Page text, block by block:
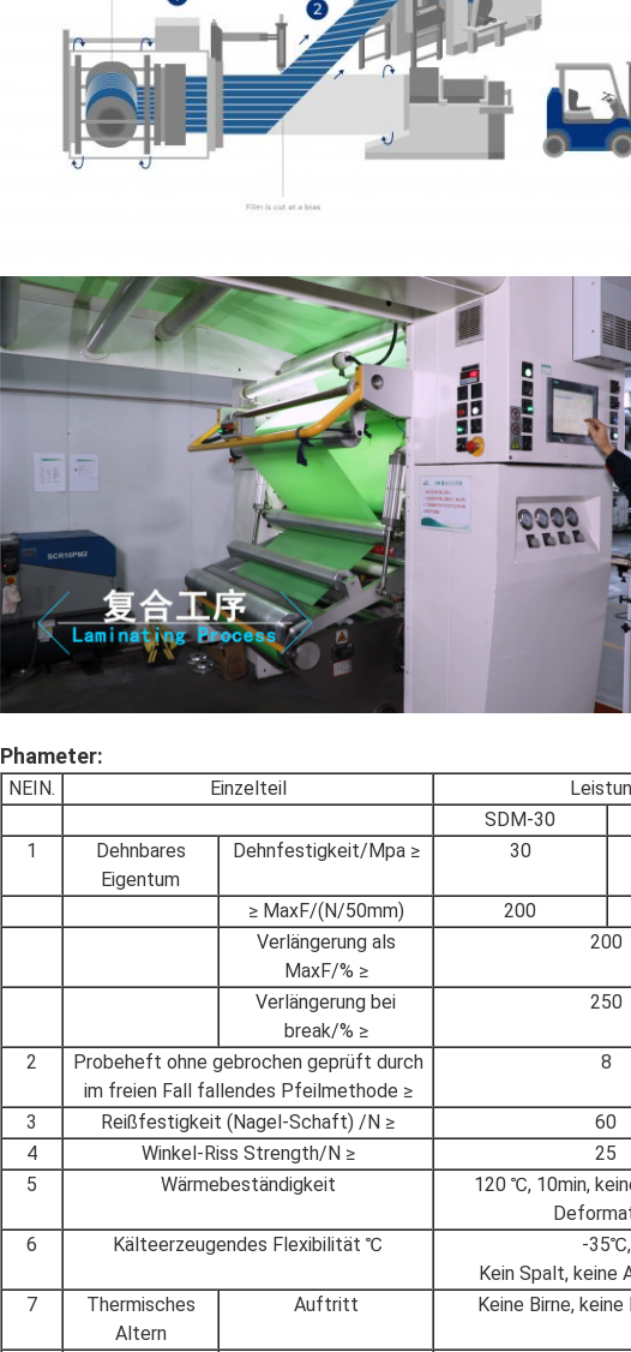
Phameter:
NEIN. Einzelteil
SDM-30
1
Dehnbares
Eigentum
Dehnfestigkeit/Mpa ≥ 30
≥ MaxF/(N/50mm) 200
Verlängerung als
MaxF/% ≥
200
Verlängerung bei
break/% ≥
250
2
Probeheft ohne gebrochen geprüft durch
im freien Fall fallendes Pfeilmethode ≥
8
3 Reißfestigkeit (Nagel-Schaft) /N ≥
60
4
Winkel-Riss Strength/N ≥
25
5
Wärmebeständigkeit
120 ℃, 10min,
6
Kälteerzeugendes Flexibilität ℃
-35℃,
Kein Spalt, keine
7
Thermisches
Altern
Auftritt Keine Birne,